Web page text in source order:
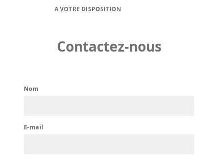
A VOTRE DISPOSITION
Contactez-nous
Nom
E-mail